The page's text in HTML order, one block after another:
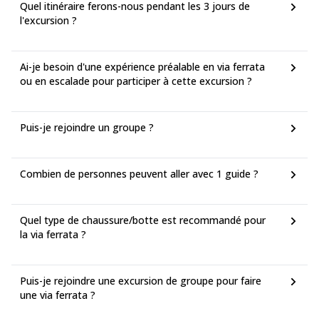
Quel itinéraire ferons-nous pendant les 3 jours de
l'excursion ?
Ai-je besoin d'une expérience préalable en via ferrata
ou en escalade pour participer à cette excursion ?
Puis-je rejoindre un groupe ?
Combien de personnes peuvent aller avec 1 guide ?
Quel type de chaussure/botte est recommandé pour
la via ferrata ?
Puis-je rejoindre une excursion de groupe pour faire
une via ferrata ?